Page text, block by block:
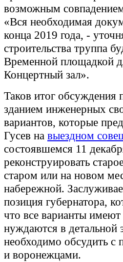
возможным
«Вся необходимая
конца 2019 года, -
строительства труппа
Временной площадкой
Концертный зал».
Таков итог обсуждения
зданием инженерных
вариантов, которые
Гусев на выездном
состоявшемся 11
реконструировать
старом или на новом
набережной.
позиция губернатора,
что все варианты
нуждаются в детальной
необходимо обсудить
и воронежцами.